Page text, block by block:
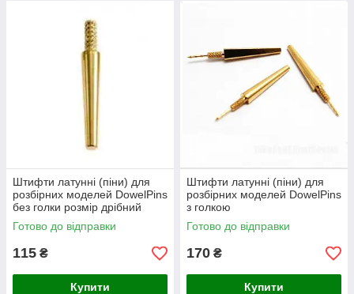
Штифти латунні (піни) для
розбірних моделей DowelPins
без голки розмір дрібний
Готово до відправки
115 ₴
Купити
Штифти латунні (піни) для
розбірних моделей DowelPins
з голкою
Готово до відправки
170 ₴
Купити